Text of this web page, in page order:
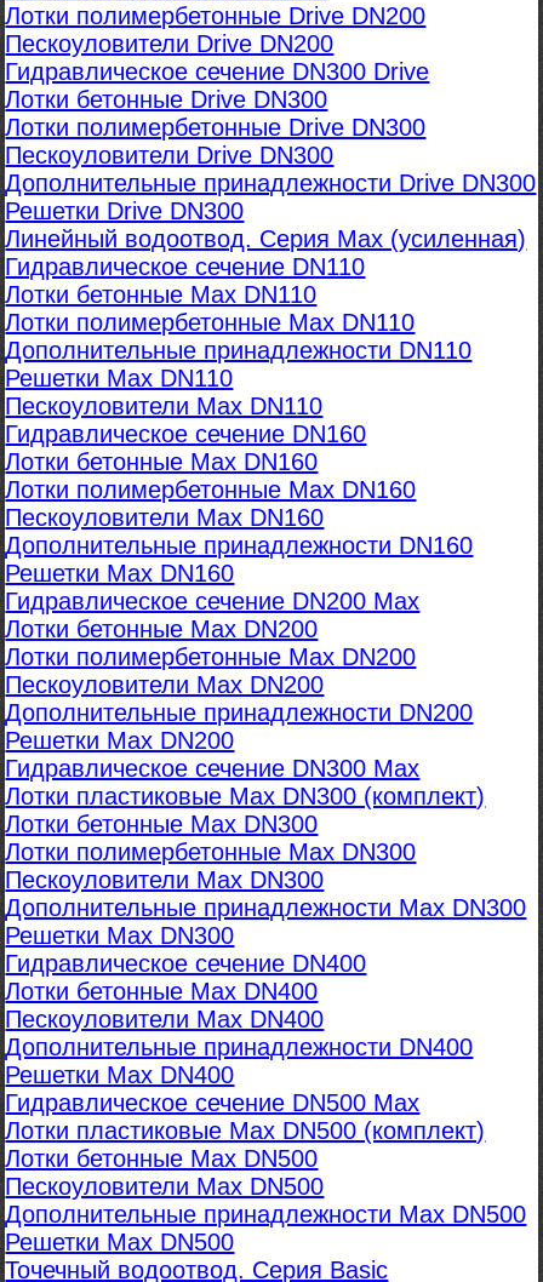
Лотки полимербетонные Drive DN200
Пескоуловители Drive DN200
Гидравлическое сечение DN300 Drive
Лотки бетонные Drive DN300
Лотки полимербетонные Drive DN300
Пескоуловители Drive DN300
Дополнительные принадлежности Drive DN300
Решетки Drive DN300
Линейный водоотвод. Серия Max (усиленная)
Гидравлическое сечение DN110
Лотки бетонные Max DN110
Лотки полимербетонные Max DN110
Дополнительные принадлежности DN110
Решетки Max DN110
Пескоуловители Max DN110
Гидравлическое сечение DN160
Лотки бетонные Max DN160
Лотки полимербетонные Max DN160
Пескоуловители Max DN160
Дополнительные принадлежности DN160
Решетки Max DN160
Гидравлическое сечение DN200 Max
Лотки бетонные Max DN200
Лотки полимербетонные Max DN200
Пескоуловители Max DN200
Дополнительные принадлежности DN200
Решетки Max DN200
Гидравлическое сечение DN300 Max
Лотки пластиковые Max DN300 (комплект)
Лотки бетонные Max DN300
Лотки полимербетонные Max DN300
Пескоуловители Max DN300
Дополнительные принадлежности Max DN300
Решетки Max DN300
Гидравлическое сечение DN400
Лотки бетонные Max DN400
Пескоуловители Max DN400
Дополнительные принадлежности DN400
Решетки Max DN400
Гидравлическое сечение DN500 Max
Лотки пластиковые Max DN500 (комплект)
Лотки бетонные Max DN500
Пескоуловители Max DN500
Дополнительные принадлежности Max DN500
Решетки Max DN500
Точечный водоотвод. Серия Basic